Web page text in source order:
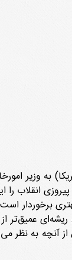
به وزیر
انقلاب
بهتری
عمیق‌تر
آنچه به نظر